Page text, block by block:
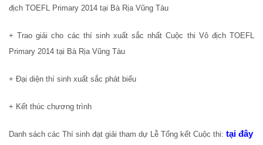
địch TOEFL Primary 2014 tại Bà Rịa Vũng Tàu
+ Trao giải cho các thí sinh xuất sắc nhất Cuộc thi Vô địch TOEFL
Primary 2014 tại Bà Rịa Vũng Tàu
+ Đại diện thí sinh xuất sắc phát biểu
+ Kết thúc chương trình
Danh sách các Thí sinh đạt giải tham dự Lễ Tổng kết Cuộc thi: tại đây